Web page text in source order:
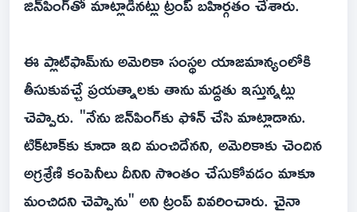
ఈ ప్లాట్‌ఫామ్‌ను అమెరికా సంస్థల యాజమాన్యంలోకి
తీసుకువచ్చే ప్రయత్నాలకు తాను మద్దతు ఇస్తున్నట్లు
చెప్పారు. "నేను జిన్‌పింగ్‌కు ఫోన్ చేసి మాట్లాడాను.
టిక్‌టాక్‌కు కూడా ఇది మంచిదేనని, అమెరికాకు చెందిన
అగ్రశ్రేణి కంపెనీలు దీనిని సొంతం చేసుకోవడం మాకూ
మంచిదని చెప్పాను" అని ట్రంప్ వివరించారు. చైనా